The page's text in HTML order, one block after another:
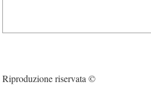
Riproduzione riservata ©